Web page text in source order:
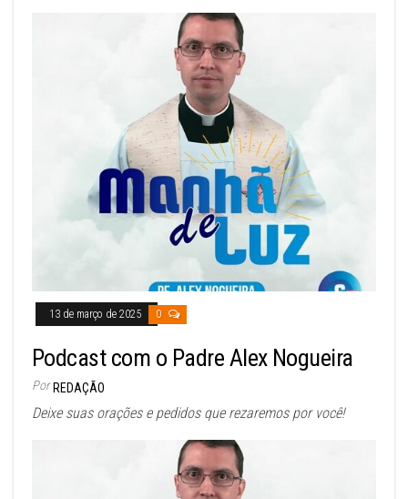
13 de março de 2025 0
Podcast com o Padre Alex Nogueira
Por REDAÇÃO
Deixe suas orações e pedidos que rezaremos por você!